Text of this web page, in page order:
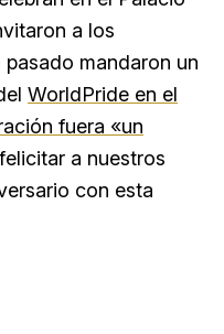
a los
mandaron un
WorldPride en el
fuera «un
a nuestros
con esta